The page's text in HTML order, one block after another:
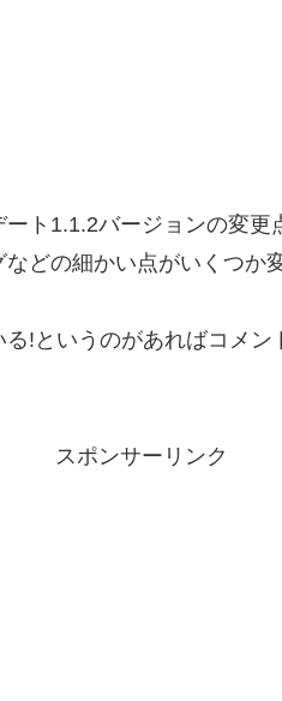
ト1.1.2バージョンの変更
どの細かい点がいくつか
!というのがあればコメ
スポンサーリンク